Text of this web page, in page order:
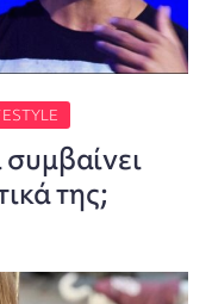
συμβαίνει
της;